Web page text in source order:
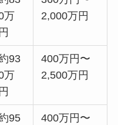
万
円
2,000万円
93
万
円
400万円〜
2,500万円
95
400万円〜